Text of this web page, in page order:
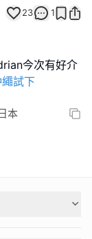
23 1
今次有好介
試下
本